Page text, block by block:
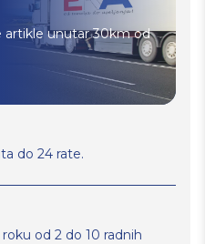
artikle unutar 30km od
do 24 rate.
od 2 do 10 radnih